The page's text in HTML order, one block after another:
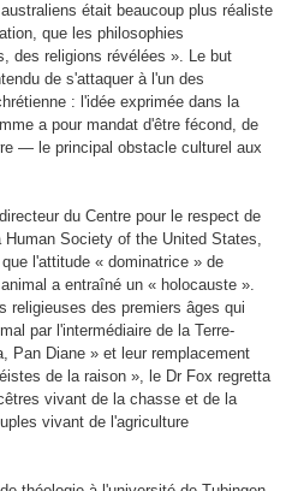
était beaucoup plus réaliste
que les philosophies
des religions révélées ». Le but
de s'attaquer à l'un des
: l'idée exprimée dans la
a pour mandat d'être fécond, de
— le principal obstacle culturel aux
du Centre pour le respect de
Human Society of the United States,
l'attitude « dominatrice » de
a entraîné un « holocauste ».
religieuses des premiers âges qui
par l'intermédiaire de la Terre-
Pan Diane » et leur remplacement
de la raison », le Dr Fox regretta
vivant de la chasse et de la
vivant de l'agriculture